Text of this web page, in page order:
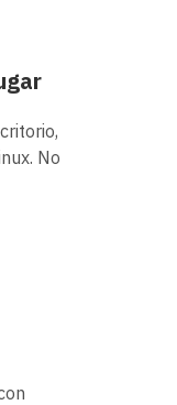
No